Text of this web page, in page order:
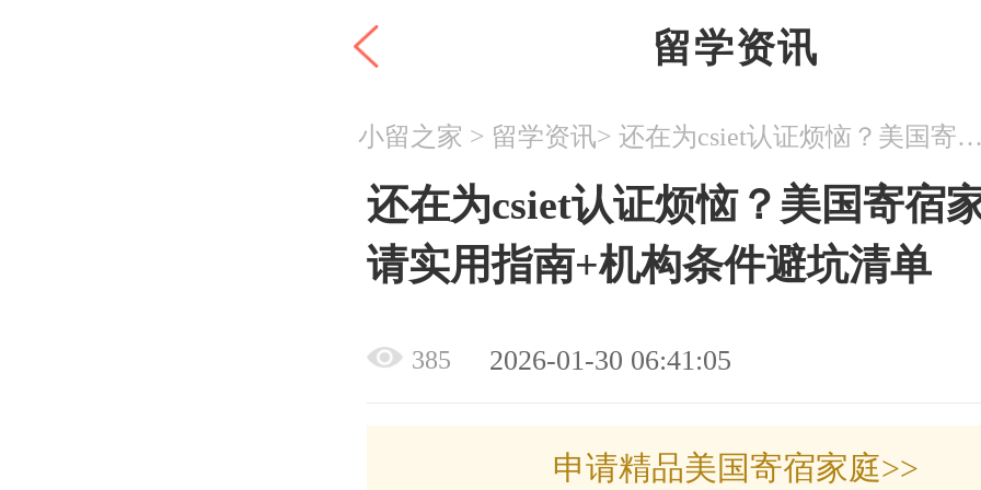
留学资讯
小留之家 > 留学资讯> 还在为csiet认证烦恼？美国寄宿家庭申请实用指南+机构条件避坑清单
还在为csiet认证烦恼？美国寄宿
请实用指南+机构条件避坑清单
385 2026-01-30 06:41:05
申请精品美国寄宿家庭>>